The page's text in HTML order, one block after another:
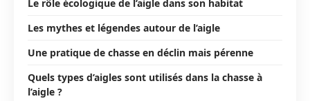
Le rôle écologique de l’aigle dans son habitat
Les mythes et légendes autour de l’aigle
Une pratique de chasse en déclin mais pérenne
Quels types d’aigles sont utilisés dans la chasse à
l’aigle ?